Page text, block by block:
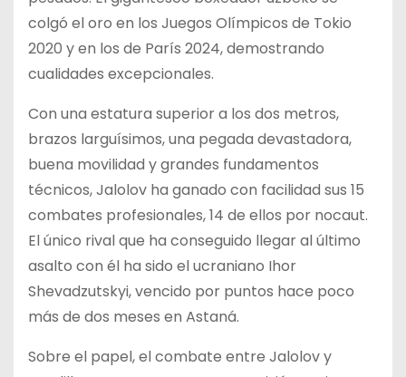
colgó el oro en los Juegos Olímpicos de Tokio
2020 y en los de París 2024, demostrando
cualidades excepcionales.
Con una estatura superior a los dos metros,
brazos larguísimos, una pegada devastadora,
buena movilidad y grandes fundamentos
técnicos, Jalolov ha ganado con facilidad sus 15
combates profesionales, 14 de ellos por nocaut.
El único rival que ha conseguido llegar al último
asalto con él ha sido el ucraniano Ihor
Shevadzutskyi, vencido por puntos hace poco
más de dos meses en Astaná.
Sobre el papel, el combate entre Jalolov y